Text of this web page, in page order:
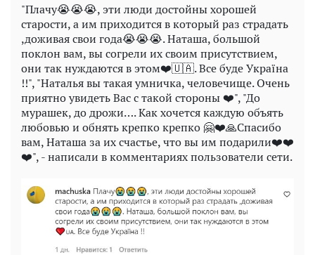
"Плачу😭😭😭, эти люди достойны хорошей
старости, а им приходится в который раз страдать
,доживая свои года😭😭😭. Наташа, большой
поклон вам, вы согрели их своим присутствием,
они так нуждаются в этом❤️🇺🇦. Все буде Україна
!!", "Наталья вы такая умничка, человечище. Очень
приятно увидеть Вас с такой стороны ❤️", "До
мурашек, до дрожи…. Как хочется каждую объять
любовью и обнять крепко крепко 🤗❤️🙏Спасибо
вам, Наташа за их счастье, что вы им подарили❤️❤️
❤️", - написали в комментариях пользователи сети.